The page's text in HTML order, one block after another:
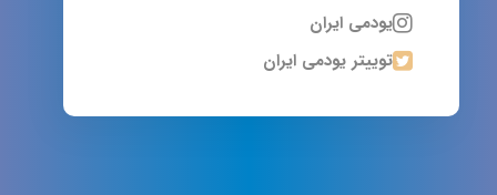
یودمی ایران
توییتر یودمی ایران